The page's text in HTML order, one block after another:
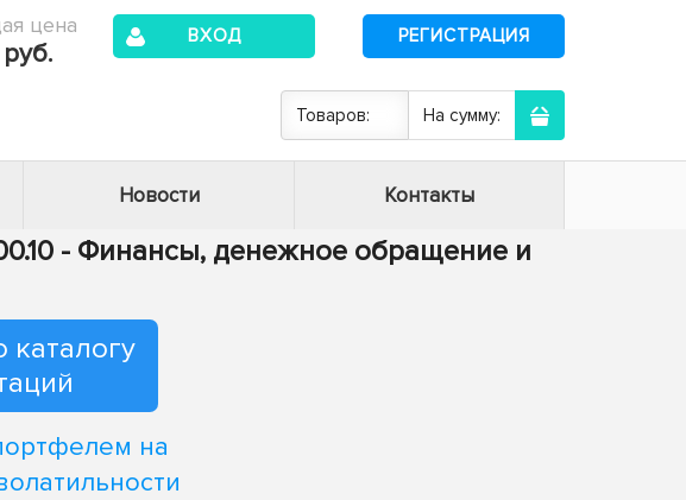
цена ВХОД РЕГИСТРАЦИЯ
Товаров: На сумму:
Новости Контакты
- Финансы, денежное обращение и
на